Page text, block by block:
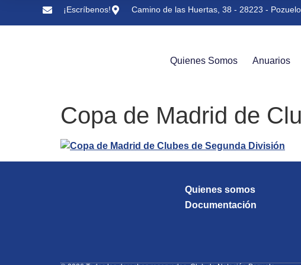
¡Escríbenos! Camino de las Huertas, 38 - 28223 -
Quienes Somos Anuarios
Copa de Madrid de
Quienes somos
Documentación